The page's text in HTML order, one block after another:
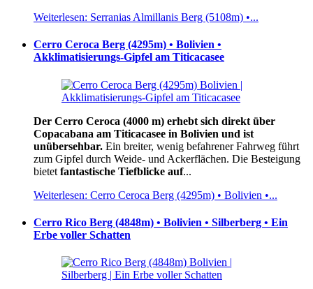
Weiterlesen: Serranias Almillanis Berg (5108m) •...
Cerro Ceroca Berg (4295m) • Bolivien •
Akklimatisierungs-Gipfel am Titicacasee
Der Cerro Ceroca (4000 m) erhebt sich direkt über
Copacabana am Titicacasee in Bolivien und ist
unübersehbar. Ein breiter, wenig befahrener Fahrweg führt
zum Gipfel durch Weide- und Ackerflächen. Die Besteigung
bietet fantastische Tiefblicke auf...
Weiterlesen: Cerro Ceroca Berg (4295m) • Bolivien •...
Cerro Rico Berg (4848m) • Bolivien • Silberberg • Ein
Erbe voller Schatten